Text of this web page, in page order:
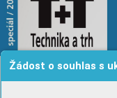
Žádost o souhlas s